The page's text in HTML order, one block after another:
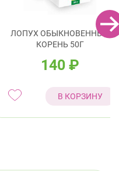
ЛОПУХ ОБЫКНОВЕННЫЙ
КОРЕНЬ 50Г
140 ₽
В КОРЗИНУ